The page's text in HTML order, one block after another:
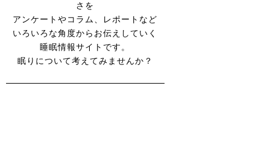
さを
アンケートやコラム、レポートなど
いろいろな角度からお伝えしていく
睡眠情報サイトです。
眠りについて考えてみませんか？